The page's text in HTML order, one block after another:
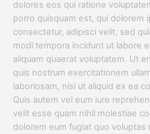
dolores eos qui ratione
porro quisquam est, qui dolorem
consectetur, adipisci velit, sed
modi tempora incidunt ut labore
aliquam quaerat voluptatem. Ut
quis nostrum exercitationem
laboriosam, nisi ut aliquid ex ea
Quis autem vel eum iure
velit esse quam nihil molestiae
dolorem eum fugiat quo voluptas